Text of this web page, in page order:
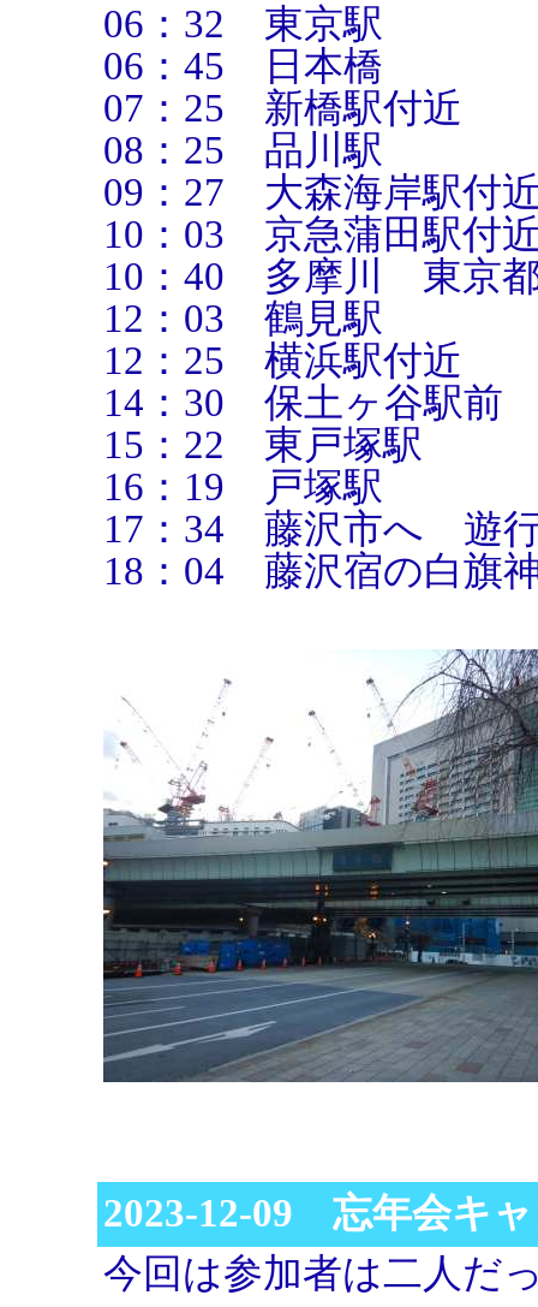
06：32 東京駅
06：45 日本橋
07：25 新橋駅付近
08：25 品川駅
09：27 大森海岸駅付
10：03 京急蒲田駅付
10：40 多摩川 東京
12：03 鶴見駅
12：25 横浜駅付近
14：30 保土ヶ谷駅前
15：22 東戸塚駅
16：19 戸塚駅
17：34 藤沢市へ 遊
18：04 藤沢宿の白旗
2023-12-09 忘年会キ
今回は参加者は二人だ